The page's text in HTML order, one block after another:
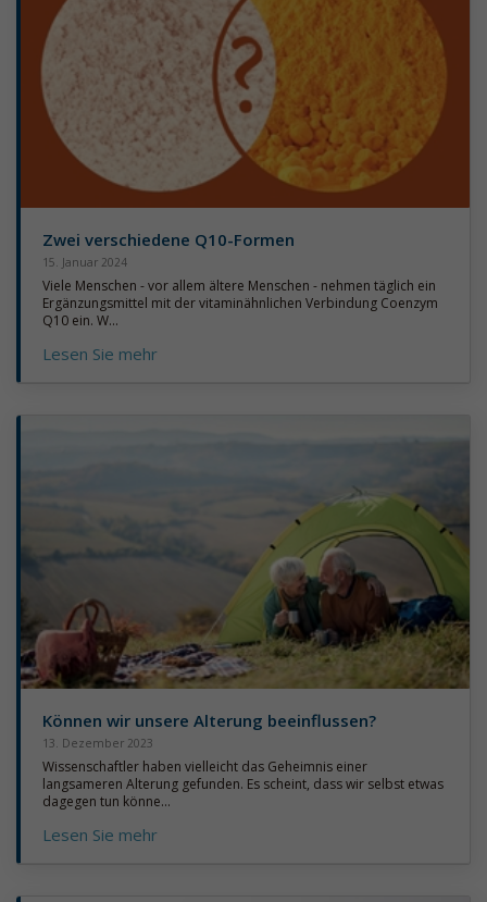
Zwei verschiedene Q10-Formen
15. Januar 2024
Viele Menschen - vor allem ältere Menschen - nehmen täglich ein
Ergänzungsmittel mit der vitaminähnlichen Verbindung Coenzym
Q10 ein. W...
Lesen Sie mehr
Können wir unsere Alterung beeinflussen?
13. Dezember 2023
Wissenschaftler haben vielleicht das Geheimnis einer
langsameren Alterung gefunden. Es scheint, dass wir selbst etwas
dagegen tun könne...
Lesen Sie mehr